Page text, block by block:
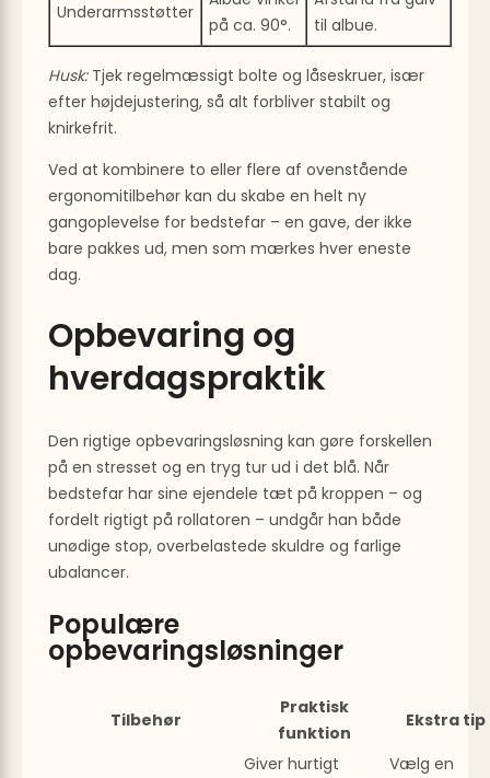
Underarmsstøtter
på ca. 90°.
til albue.
Husk:Tjek regelmæssigt bolte og låse­skruer, især
efter høj­dejustering, så alt forbliver stabilt og
knirke­frit.
Ved at kombinere to eller flere af ovenstående
ergonomi­tilbehør kan du skabe en helt ny
gangoplevelse for bedstefar – en gave, der ikke
bare pakkes ud, men som mærkes hver eneste
dag.
Opbevaring og
hverdagspraktik
Den rigtige opbevaringsløsning kan gøre forskellen
på en stresset og en tryg tur ud i det blå. Når
bedstefar har sine ejendele tæt på kroppen – og
fordelt rigtigt på rollatoren – undgår han både
unødige stop, overbelastede skuldre og farlige
ubalancer.
Populære
opbevaringsløsninger
Tilbehør
Praktisk
funktion
Ekstra tip
Giver hurtigt
Vælg en